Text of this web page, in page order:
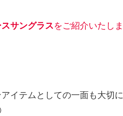
サングラスをご紹介いたしま
イテムとしての一面も大切